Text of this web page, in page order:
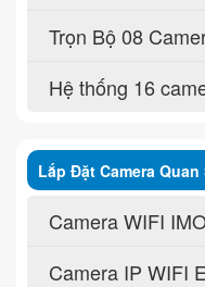
Trọn Bộ 08
Hệ thống 16
Lắp Đặt Camera
Camera WIFI
Camera IP WIFI